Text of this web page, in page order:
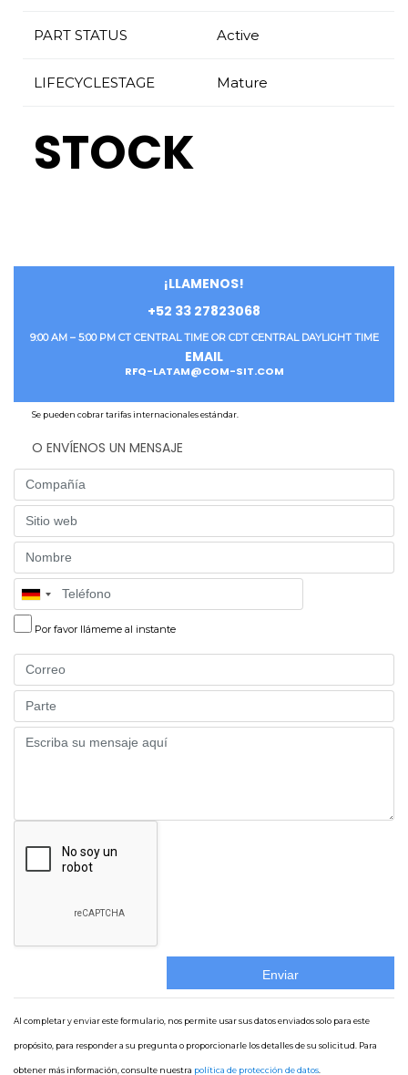
PART STATUS Active
LIFECYCLESTAGE Mature
STOCK
¡LLAMENOS!
+52 33 27823068
9:00 AM – 5:00 PM CT CENTRAL TIME OR CDT CENTRAL DAYLIGHT TIME
EMAIL
RFQ-LATAM@COM-SIT.COM
Se pueden cobrar tarifas internacionales estándar.
O ENVÍENOS UN MENSAJE
Company
Website
Name
Phone
Por favor llámeme al instante
Email
Part
Message
Al completar y enviar este formulario, nos permite usar sus datos enviados solo para este
propósito, para responder a su pregunta o proporcionarle los detalles de su solicitud. Para
obtener más información, consulte nuestra política de protección de datos.